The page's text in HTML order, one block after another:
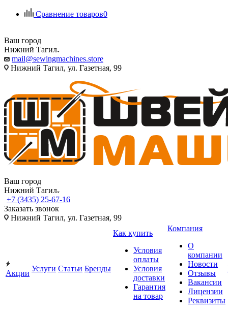
Сравнение товаров0
Ваш город
Нижний Тагил
mail@sewingmachines.store
Нижний Тагил, ул. Газетная, 99
Ваш город
Нижний Тагил
+7 (3435) 25-67-16
Заказать звонок
Нижний Тагил, ул. Газетная, 99
Акции
Услуги Статьи Бренды
Как купить
Условия
оплаты
Условия
доставки
Гарантия
на товар
Компания
О
компании
Новости
Отзывы
Вакансии
Лицензии
Реквизиты